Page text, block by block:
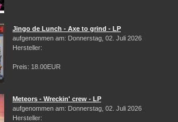
Jingo de Lunch - Axe to grind - LP
aufgenommen am: Donnerstag, 02. Juli 2026
Hersteller:
Preis: 18.00EUR
Meteors - Wreckin' crew - LP
aufgenommen am: Donnerstag, 02. Juli 2026
Hersteller: